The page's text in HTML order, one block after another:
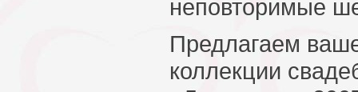
неповторимые
Предлагаем
коллекции